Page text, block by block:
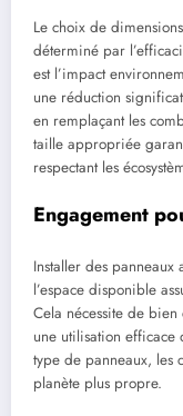
Le choix de
déterminé par
est l’impact
une réduction
en remplaçant les
taille appropriée
respectant les
Engagement
Installer des
l’espace disponible
Cela nécessite de
une utilisation efficace
type de panneaux, les
planète plus propre.